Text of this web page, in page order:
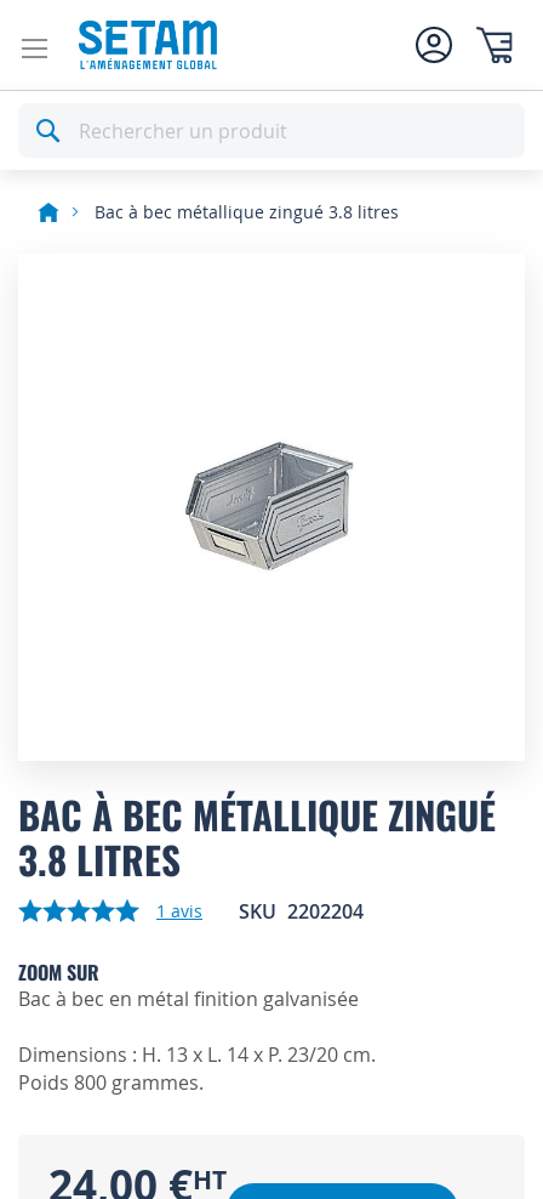
Rechercher
Bac à bec métallique zingué 3.8 litres
to
the
beginning
of
images
BAC À BEC MÉTALLIQUE ZINGUÉ
3.8 LITRES
1 avis SKU 2202204
ZOOM SUR
Bac à bec en métal finition galvanisée
Dimensions : H. 13 x L. 14 x P. 23/20 cm.
Poids 800 grammes.
24,00 €